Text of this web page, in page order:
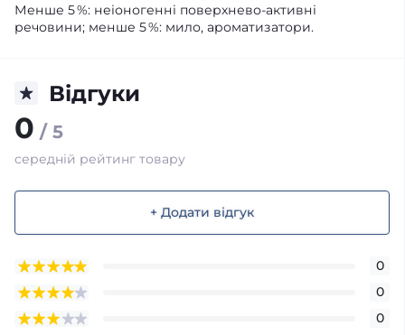
Менше 5 %: неіоногенні поверхнево‑активні
речовини; менше 5 %: мило, ароматизатори.
Відгуки
0 / 5
середній рейтинг товару
+ Додати відгук
0
0
0